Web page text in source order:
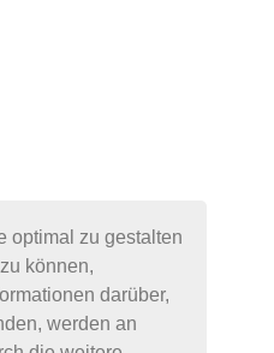
optimal zu gestalten
können,
darüber,
werden an
Uhr